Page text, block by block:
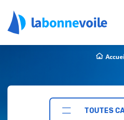
TOUTES